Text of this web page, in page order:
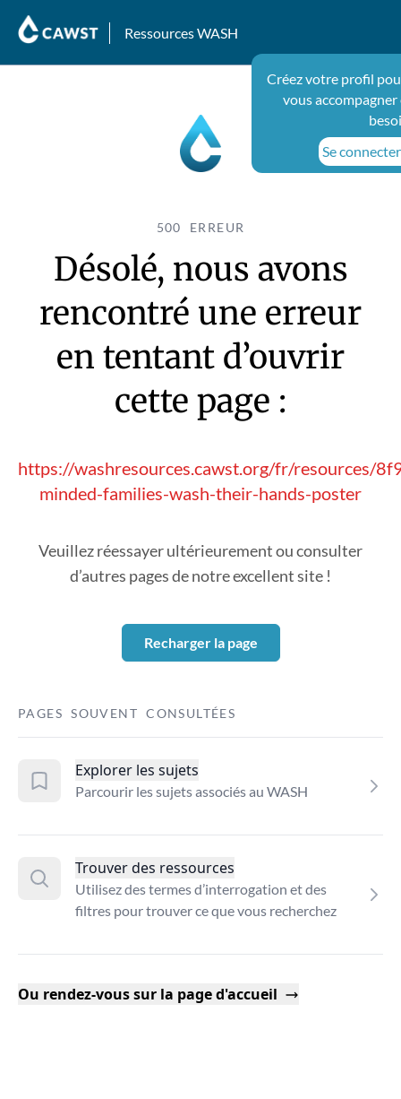
Ressources WASH
Créez votre profil
vous
Se
500 ERREUR
Désolé, nous avons
rencontré une erreur
en tentant d’ouvrir
cette page :
https://washresources.cawst.org/fr/resources/
minded-families-wash-their-hands-poster
Veuillez réessayer ultérieurement ou consulter
d’autres pages de notre excellent site !
Recharger la page
PAGES SOUVENT CONSULTÉES
Explorer les sujets
Parcourir les sujets associés au WASH
Trouver des ressources
Utilisez des termes d’interrogation et des
filtres pour trouver ce que vous recherchez
Ou rendez-vous sur la page d'accueil